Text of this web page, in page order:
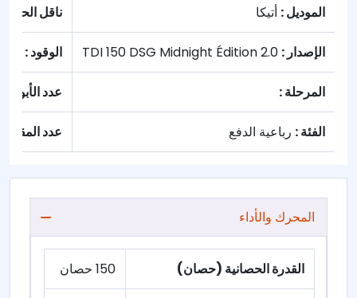
الموديل : أتيكا ناقل
الإصدار : الوقود :
المرحلة : عدد الأبواب
الفئة : رباعية الدفع عدد
المحرك والأداء
القدرة الحصانية (حصان) 150 حصان